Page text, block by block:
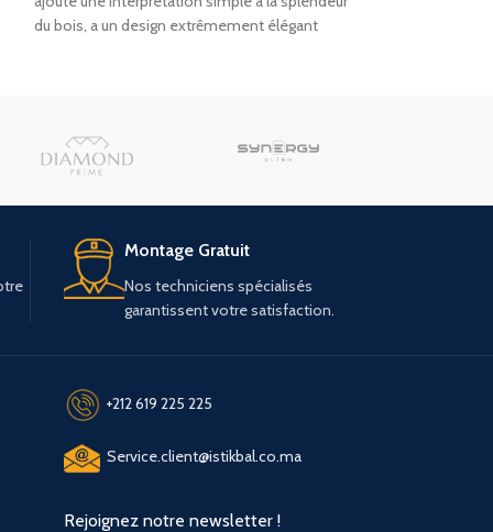
du bois, a un design extrêmement élégant
Montage Gratuit
Nos techniciens spécialisés
garantissent votre satisfaction.
+212 619 225 225
Service.client@istikbal.co.ma
Rejoignez notre newsletter !